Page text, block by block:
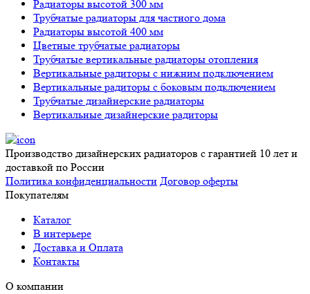
Радиаторы высотой 300 мм
Трубчатые радиаторы для частного дома
Радиаторы высотой 400 мм
Цветные трубчатые радиаторы
Трубчатые вертикальные радиаторы отопления
Вертикальные радиторы с нижним подключением
Вертикальные радиторы с боковым подключением
Трубчатые дизайнерские радиаторы
Вертикальные дизайнерские радиторы
Производство дизайнерских радиаторов с гарантией 10 лет и
доставкой по России
Политика конфиденциальности Договор оферты
Покупателям
Каталог
В интерьере
Доставка и Оплата
Контакты
О компании